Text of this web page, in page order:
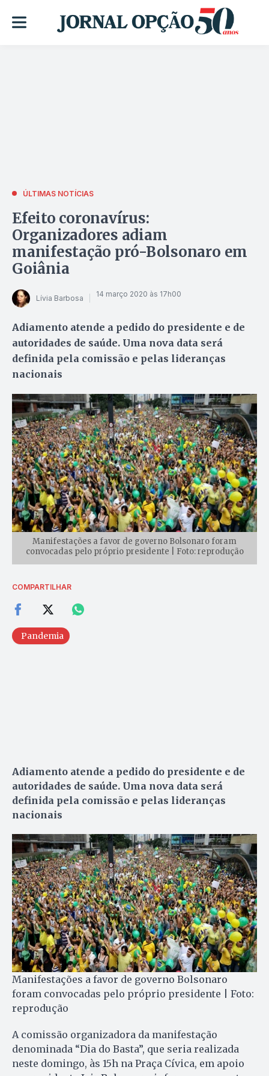
ÚLTIMAS NOTÍCIAS
Efeito coronavírus:
Organizadores adiam
manifestação pró-Bolsonaro em
Goiânia
Lívia Barbosa 14 março 2020 às 17h00
Adiamento atende a pedido do presidente e de
autoridades de saúde. Uma nova data será
definida pela comissão e pelas lideranças
nacionais
Manifestações a favor de governo Bolsonaro foram
convocadas pelo próprio presidente | Foto: reprodução
COMPARTILHAR
Pandemia
Adiamento atende a pedido do presidente e de
autoridades de saúde. Uma nova data será
definida pela comissão e pelas lideranças
nacionais
Manifestações a favor de governo Bolsonaro
foram convocadas pelo próprio presidente | Foto:
reprodução
A comissão organizadora da manifestação
denominada “Dia do Basta”, que seria realizada
neste domingo, às 15h na Praça Cívica, em apoio